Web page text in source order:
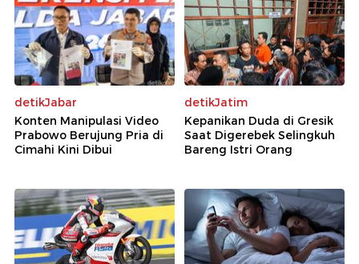
detikJabar
Konten Manipulasi Video
Prabowo Berujung Pria di
Cimahi Kini Dibui
detikJatim
Kepanikan Duda di Gresik
Saat Digerebek Selingkuh
Bareng Istri Orang